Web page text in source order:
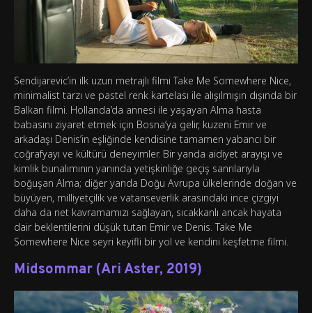
Sendijarevic’in ilk uzun metrajlı filmi Take Me Somewhere Nice,
minimalist tarzı ve pastel renk kartelası ile alışılmışın dışında bir
Balkan filmi. Hollanda’da annesi ile yaşayan Alma hasta
babasını ziyaret etmek için Bosna’ya gelir, kuzeni Emir ve
arkadaşı Denis’in eşliğinde kendisine tamamen yabancı bir
coğrafyayı ve kültürü deneyimler. Bir yanda aidiyet arayışı ve
kimlik bunalımının yanında yetişkinliğe geçiş sanrılarıyla
boğuşan Alma; diğer yanda Doğu Avrupa ülkelerinde doğan ve
büyüyen, milliyetçilik ve vatanseverlik arasındaki ince çizgiyi
daha da net kavramamızı sağlayan, sıcakkanlı ancak hayata
dair beklentilerini düşük tutan Emir ve Denis. Take Me
Somewhere Nice seyri keyifli bir yol ve kendini keşfetme filmi.
Midsommar (Ari Aster, 2019)